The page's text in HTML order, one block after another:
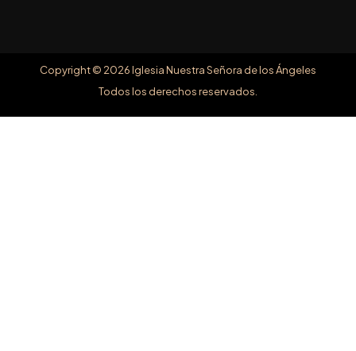
Copyright © 2026 Iglesia Nuestra Señora de los Ángeles
Todos los derechos reservados.